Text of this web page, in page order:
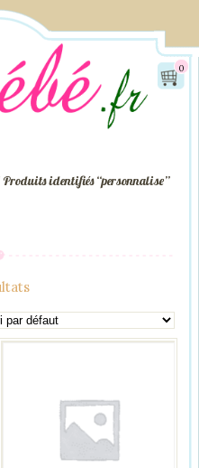
0
identifiés “personnalise”